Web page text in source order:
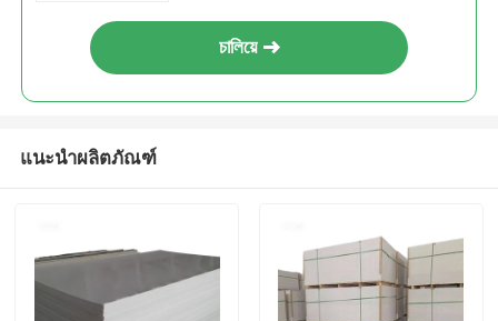
চালিয়ে
แนะนำผลิตภัณฑ์